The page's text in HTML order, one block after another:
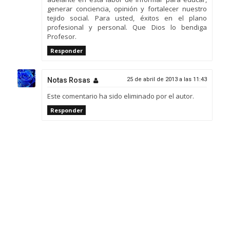
generar conciencia, opinión y fortalecer nuestro
tejido social. Para usted, éxitos en el plano
profesional y personal. Que Dios lo bendiga
Profesor.
Responder
Notas Rosas 25 de abril de 2013 a las 11:43
Este comentario ha sido eliminado por el autor.
Responder